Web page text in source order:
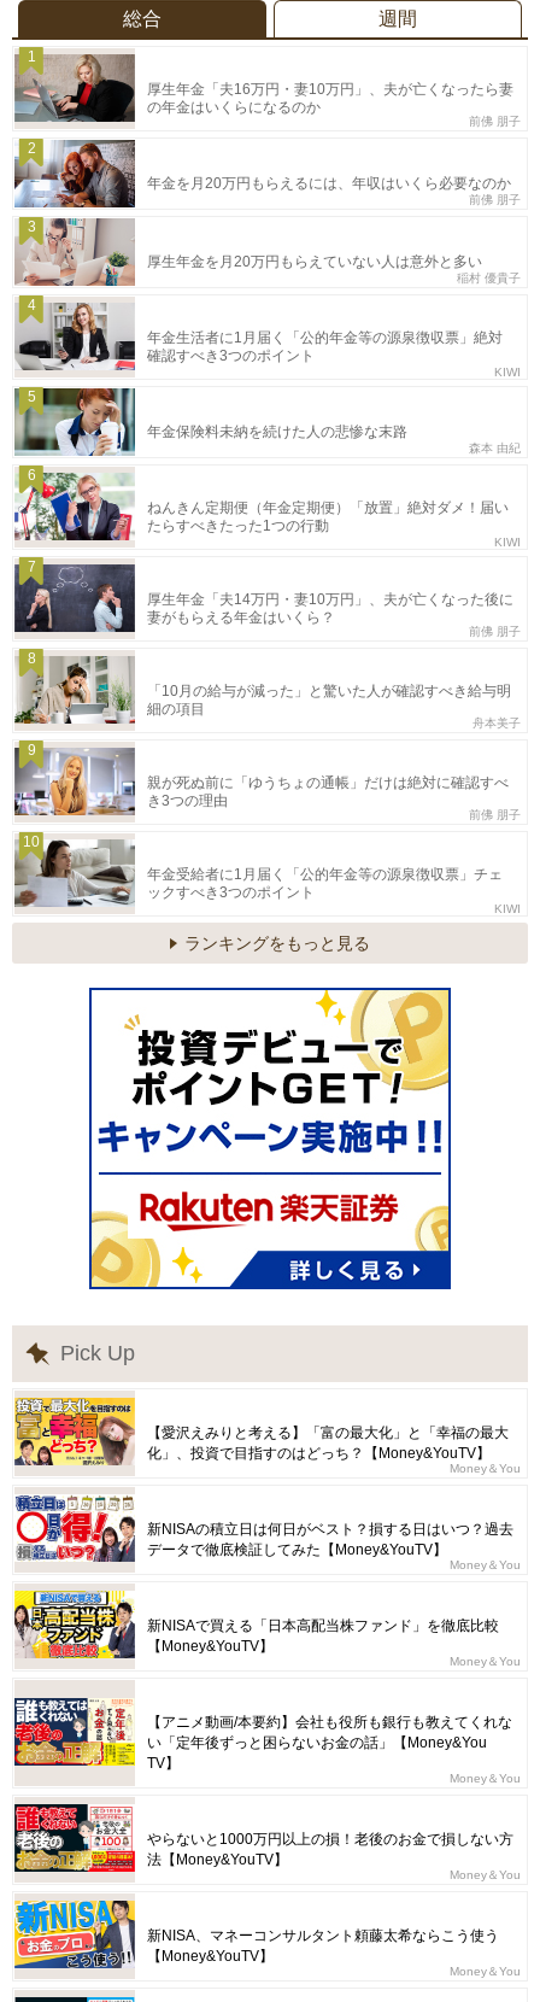
総合 週間
1
厚生年金「夫16万円・妻10万円」、夫が亡くなったら妻
の年金はいくらになるのか
前佛 朋子
2
年金を月20万円もらえるには、年収はいくら必要なのか
前佛 朋子
3
厚生年金を月20万円もらえていない人は意外と多い
稲村 優貴子
4
年金生活者に1月届く「公的年金等の源泉徴収票」絶対
確認すべき3つのポイント
KIWI
5
年金保険料未納を続けた人の悲惨な末路
森本 由紀
6
ねんきん定期便（年金定期便）「放置」絶対ダメ！届い
たらすべきたった1つの行動
KIWI
7
厚生年金「夫14万円・妻10万円」、夫が亡くなった後に
妻がもらえる年金はいくら？
前佛 朋子
8
「10月の給与が減った」と驚いた人が確認すべき給与明
細の項目
舟本美子
9
親が死ぬ前に「ゆうちょの通帳」だけは絶対に確認すべ
き3つの理由
前佛 朋子
10
年金受給者に1月届く「公的年金等の源泉徴収票」チェ
ックすべき3つのポイント
KIWI
ランキングをもっと見る
Pick Up
【愛沢えみりと考える】「富の最大化」と「幸福の最大
化」、投資で目指すのはどっち？【Money&YouTV】
Money＆You
新NISAの積立日は何日がベスト？損する日はいつ？過去
データで徹底検証してみた【Money&YouTV】
Money＆You
新NISAで買える「日本高配当株ファンド」を徹底比較
【Money&YouTV】
Money＆You
【アニメ動画/本要約】会社も役所も銀行も教えてくれな
い「定年後ずっと困らないお金の話」【Money&You
TV】
Money＆You
やらないと1000万円以上の損！老後のお金で損しない方
法【Money&YouTV】
Money＆You
新NISA、マネーコンサルタント頼藤太希ならこう使う
【Money&YouTV】
Money＆You